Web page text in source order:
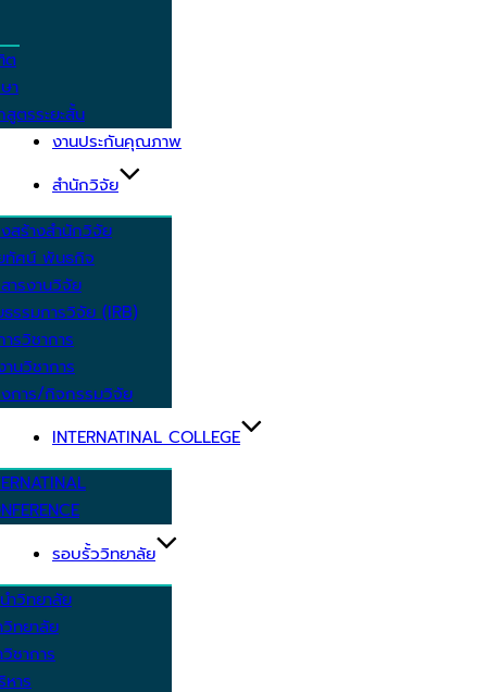
ต
า
ตรระยะสั้น
งานประกันคุณภาพ
สำนักวิจัย
สร้างสำนักวิจัย
ทัศน์ พันธกิจ
ารงานวิจัย
รรมการวิจัย (IRB)
รวิชาการ
นวิชาการ
งการ/กิจกรรมวิจัย
INTERNATINAL COLLEGE
รอบรั้ววิทยาลัย
ำวิทยาลัย
ทยาลัย
ชาการ
าร